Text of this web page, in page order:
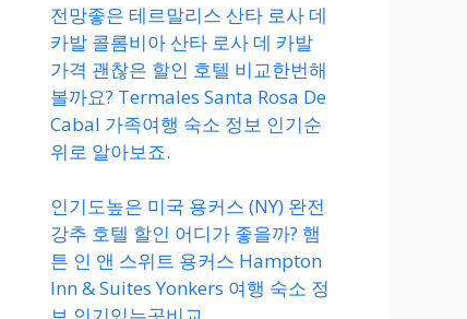
전망좋은 테르말리스 산타 로사 데
카발 콜롬비아 산타 로사 데 카발
가격 괜찮은 할인 호텔 비교한번해
볼까요? Termales Santa Rosa De
Cabal 가족여행 숙소 정보 인기순
위로 알아보죠.
인기도높은 미국 용커스 (NY) 완전
강추 호텔 할인 어디가 좋을까? 햄
튼 인 앤 스위트 용커스 Hampton
Inn & Suites Yonkers 여행 숙소 정